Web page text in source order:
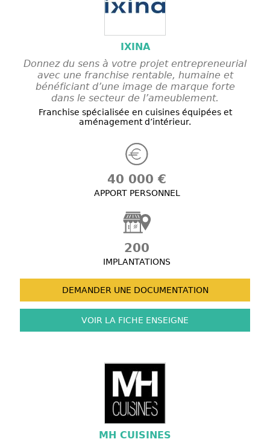
IXINA
Donnez du sens à votre projet entrepreneurial
avec une franchise rentable, humaine et
bénéficiant d’une image de marque forte
dans le secteur de l’ameublement.
Franchise spécialisée en cuisines équipées et
aménagement d’intérieur.
40 000 €
APPORT PERSONNEL
200
IMPLANTATIONS
DEMANDER UNE DOCUMENTATION
VOIR LA FICHE ENSEIGNE
MH CUISINES